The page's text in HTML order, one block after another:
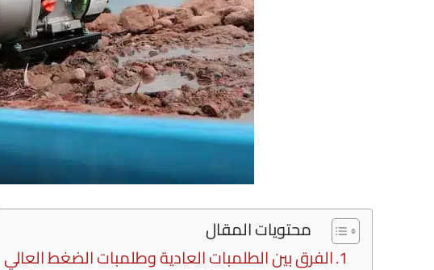
محتويات المقال
الفرق بين الطلمبات العادية وطلمبات الضغط العالي